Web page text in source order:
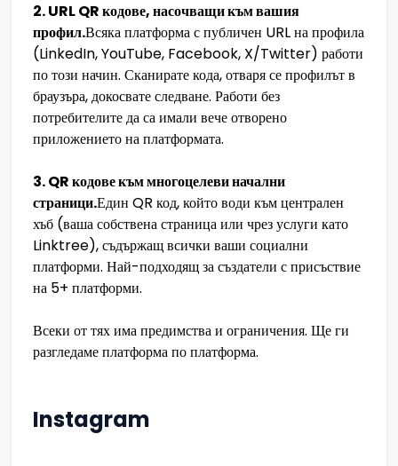
2. URL QR кодове, насочващи към вашия
профил.Всяка платформа с публичен URL на профила
(LinkedIn, YouTube, Facebook, X/Twitter) работи
по този начин. Сканирате кода, отваря се профилът в
браузъра, докосвате следване. Работи без
потребителите да са имали вече отворено
приложението на платформата.
3. QR кодове към многоцелеви начални
страници.Един QR код, който води към централен
хъб (ваша собствена страница или чрез услуги като
Linktree), съдържащ всички ваши социални
платформи. Най-подходящ за създатели с присъствие
на 5+ платформи.
Всеки от тях има предимства и ограничения. Ще ги
разгледаме платформа по платформа.
Instagram